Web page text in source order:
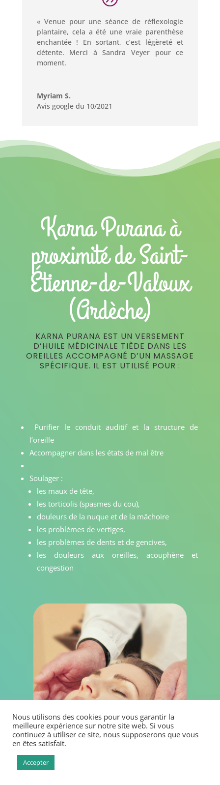
« Venue pour une séance de réflexologie
plantaire, cela a été une vraie parenthèse
enchantée ! En sortant, c’est légèreté et
détente. Merci à Sandra Veyer pour ce
moment.
Myriam S.
Avis google du 10/2021
Karna Purana à
proximité de Saint-
Étienne-de-Valoux
(Ardèche)
KARNA PURANA EST UN VERSEMENT
D’HUILE MÉDICINALE TIÈDE DANS LES
OREILLES ACCOMPAGNÉ D’UN MASSAGE
SPÉCIFIQUE. IL EST UTILISÉ POUR :
Purifier le conduit auditif et la structure de
l’oreille
Accompagner dans les états de mal être
Soulager :
les maux de tête,
les torticolis (spasmes du cou),
douleurs de la nuque et de la mâchoire
les problèmes de vertiges,
les problèmes de dents et de gencives,
les douleurs aux oreilles, acouphène et
congestion
Nous utilisons des cookies pour vous garantir la
meilleure expérience sur notre site web. Si vous
continuez à utiliser ce site, nous supposerons que vous
en êtes satisfait.
Accepter